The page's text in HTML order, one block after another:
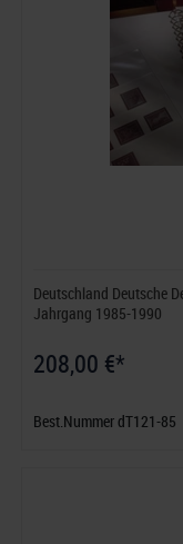
Deutschland Deutsche
Jahrgang 1985-1990
208,00 €*
Best.Nummer dT121-85